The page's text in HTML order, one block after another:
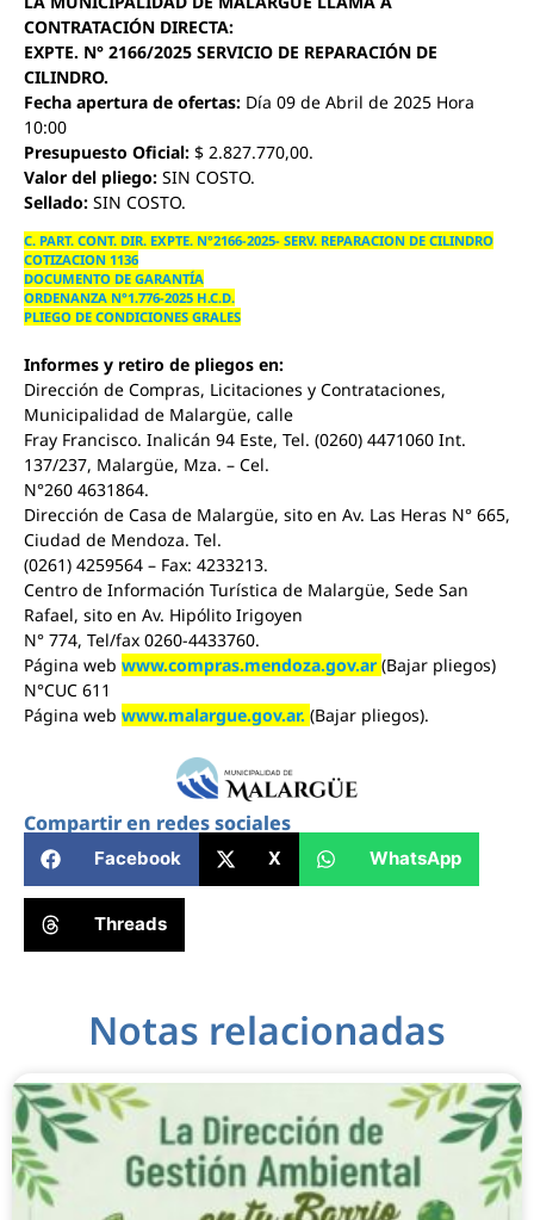
CONTRATACIÓN DIRECTA:
EXPTE. N° 2166/2025 SERVICIO DE REPARACIÓN DE
CILINDRO.
Fecha apertura de ofertas: Día 09 de Abril de 2025 Hora
10:00
Presupuesto Oficial: $ 2.827.770,00.
Valor del pliego: SIN COSTO.
Sellado: SIN COSTO.
C. PART. CONT. DIR. EXPTE. N°2166-2025- SERV. REPARACION DE CILINDRO
COTIZACION 1136
DOCUMENTO DE GARANTÍA
ORDENANZA N°1.776-2025 H.C.D.
PLIEGO DE CONDICIONES GRALES
Informes y retiro de pliegos en:
Dirección de Compras, Licitaciones y Contrataciones,
Municipalidad de Malargüe, calle
Fray Francisco. Inalicán 94 Este, Tel. (0260) 4471060 Int.
137/237, Malargüe, Mza. – Cel.
N°260 4631864.
Dirección de Casa de Malargüe, sito en Av. Las Heras N° 665,
Ciudad de Mendoza. Tel.
(0261) 4259564 – Fax: 4233213.
Centro de Información Turística de Malargüe, Sede San
Rafael, sito en Av. Hipólito Irigoyen
N° 774, Tel/fax 0260-4433760.
Página web www.compras.mendoza.gov.ar (Bajar pliegos)
N°CUC 611
Página web www.malargue.gov.ar. (Bajar pliegos).
Compartir en redes sociales
Facebook X WhatsApp
Threads
Notas relacionadas